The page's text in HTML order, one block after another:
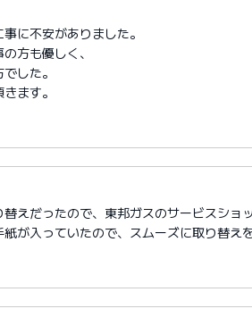
に不安がありました。
方も優しく、
した。
ます。
えだったので、東邦ガスのサービスショ
が入っていたので、スムーズに取り替え